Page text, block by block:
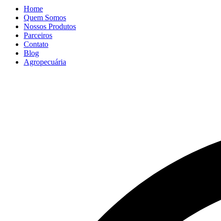
Home
Quem Somos
Nossos Produtos
Parceiros
Contato
Blog
Agropecuária